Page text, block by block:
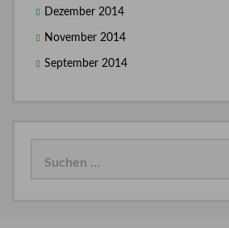
Dezember 2014
November 2014
September 2014